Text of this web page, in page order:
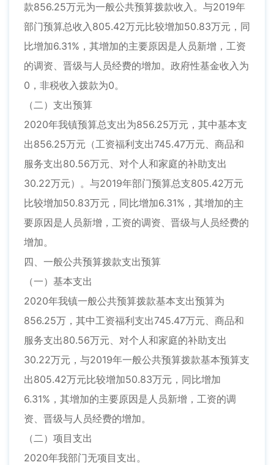
款856.25万元为一般公共预算拨款收入。与2019年
部门预算总收入805.42万元比较增加50.83万元，同
比增加6.31%，其增加的主要原因是人员新增，工资
的调资、晋级与人员经费的增加。政府性基金收入为
0，非税收入拨款为0。
（二）支出预算
2020年我镇预算总支出为856.25万元，其中基本支
出856.25万元（工资福利支出745.47万元、商品和
服务支出80.56万元、对个人和家庭的补助支出
30.22万元）。与2019年部门预算总支805.42万元
比较增加50.83万元，同比增加6.31%，其增加的主
要原因是人员新增，工资的调资、晋级与人员经费的
增加。
四、一般公共预算拨款支出预算
（一）基本支出
2020年我镇一般公共预算拨款基本支出预算为
856.25万，其中工资福利支出745.47万元、商品和
服务支出80.56万元、对个人和家庭的补助支出
30.22万元，与2019年一般公共预算拨款基本预算支
出805.42万元比较增加50.83万元，同比增加
6.31%，其增加的主要原因是人员新增，工资的调
资、晋级与人员经费的增加。
（二）项目支出
2020年我部门无项目支出。